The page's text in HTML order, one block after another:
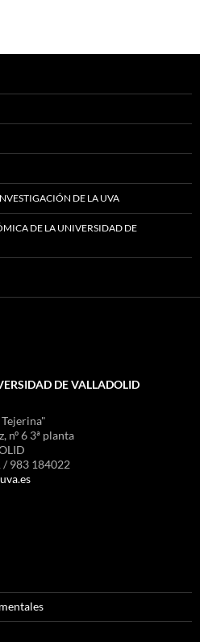
DE LA UVA
DE LA UNIVERSIDAD DE
DE VALLADOLID
nº 6 3ª planta
/ 983 184022